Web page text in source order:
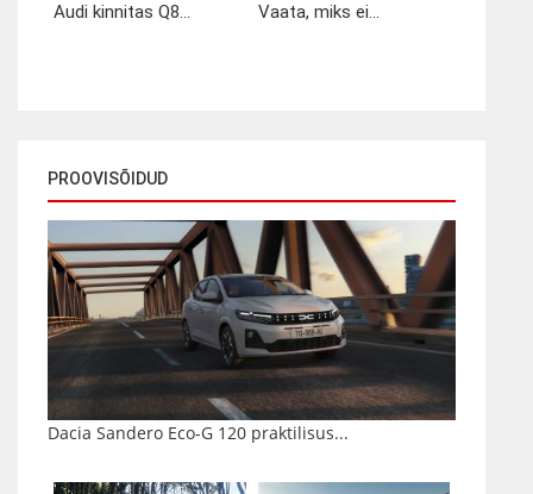
Audi kinnitas Q8... Vaata, miks ei...
PROOVISÕIDUD
Dacia Sandero Eco-G 120 praktilisus...